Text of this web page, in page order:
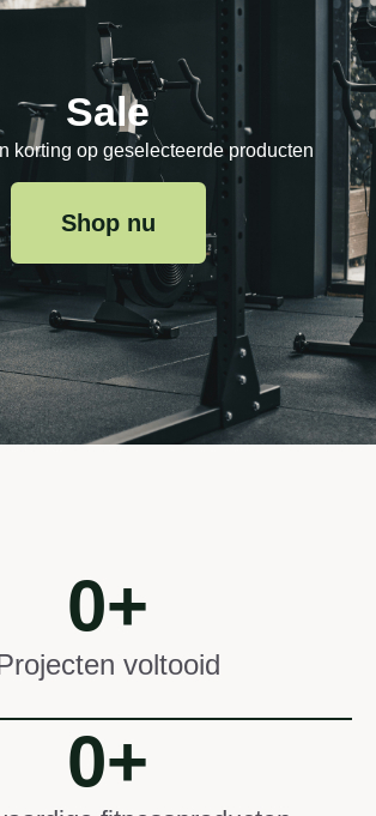
Sale
korting op geselecteerde producten
Shop nu
voltooid
0+
0+